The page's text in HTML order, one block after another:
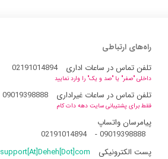
راه‌های ارتباطی
تلفن تماس در ساعات اداری
02191014894
داخلی "صفر" یا "صد و یک" را وارد نمایید
تلفن تماس در ساعات غیراداری 09019398888
فقط برای پشتیبانی سایت دهه دات کام
پیامرسان واتساپ
09019398888
-
02191014894
پست الکترونیکی
support[At]Deheh[Dot]com